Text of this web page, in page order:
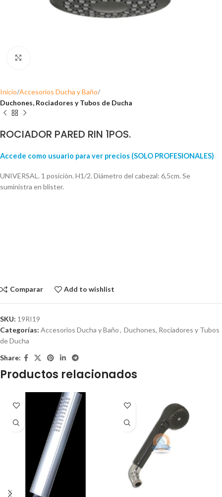
Inicio Accesorios Ducha y Baño
Duchones, Rociadores y Tubos de Ducha
ROCIADOR PARED RIN 1POS.
Accede como usuario para ver precios (SOLO PROFESIONALES)
UNIVERSAL. 1 posición. H1/2. Diámetro del cabezal: 6,5cm. Se
suministra en blister.
Comparar Add to wishlist
SKU: 19RI19
Categorías: Accesorios Ducha y Baño, Duchones, Rociadores y Tubos
de Ducha
Share:
Productos relacionados